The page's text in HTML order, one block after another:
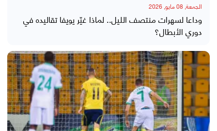
الجمعة, 08 مايو, 2026
وداعا لسهرات منتصف الليل.. لماذا غيّر يويفا تقاليده في
دوري الأبطال؟